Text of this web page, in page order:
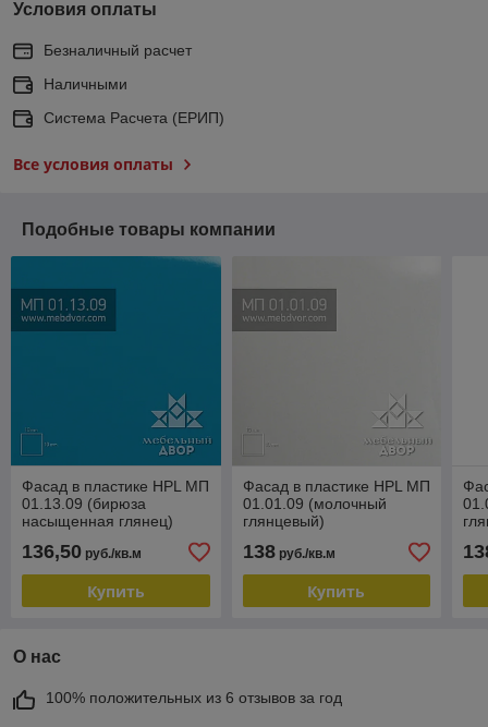
Условия оплаты
Безналичный расчет
Наличными
Система Расчета (ЕРИП)
Все условия оплаты
Подобные товары компании
Фасад в пластике HPL МП
01.13.09 (бирюза
насыщенная глянец)
136,50 руб./кв.м
Купить
Фасад в пластике HPL МП
01.01.09 (молочный
глянцевый)
138руб./кв.м
Купить
О нас
100% положительных из 6 отзывов за год